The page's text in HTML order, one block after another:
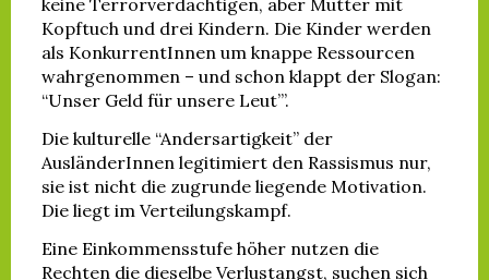
keine Terrorverdächtigen, aber Mütter mit
Kopftuch und drei Kindern. Die Kinder werden
als KonkurrentInnen um knappe Ressourcen
wahrgenommen – und schon klappt der Slogan:
“Unser Geld für unsere Leut’”.
Die kulturelle “Andersartigkeit” der
AusländerInnen legitimiert den Rassismus nur,
sie ist nicht die zugrunde liegende Motivation.
Die liegt im Verteilungskampf.
Eine Einkommensstufe höher nutzen die
Rechten die dieselbe Verlustangst, suchen sich